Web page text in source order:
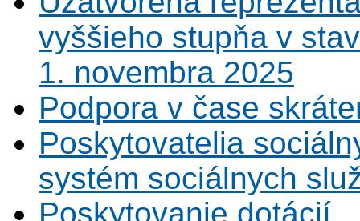
vyššieho stupňa v
1. novembra 2025
Podpora v čase
Poskytovatelia
systém sociálnych
Poskytovanie dotácií